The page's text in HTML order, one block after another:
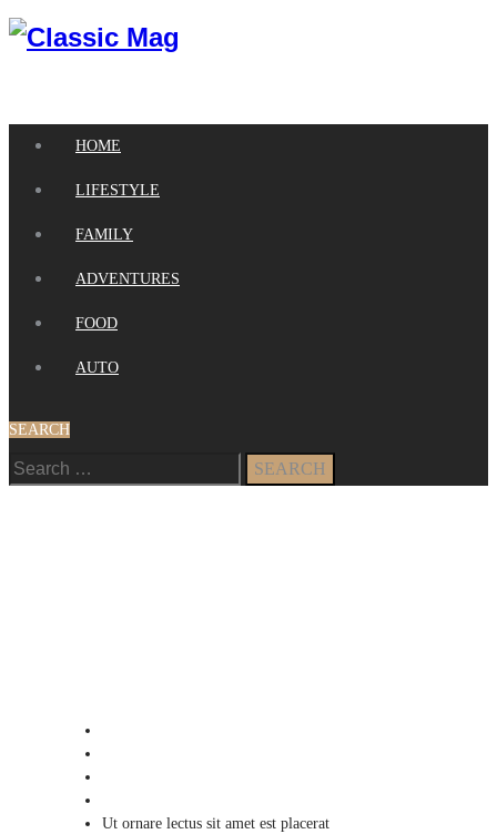
HOME
LIFESTYLE
FAMILY
ADVENTURES
FOOD
AUTO
SEARCH
Search
for:
Ut ornare lectus sit amet est placerat